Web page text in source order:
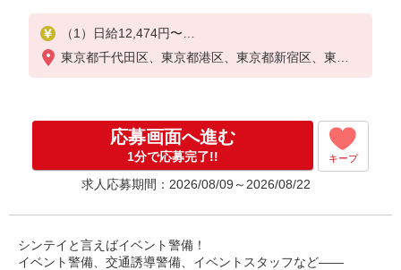
（1）日給12,474円〜
※給与幅は勤務日数による
精勤手当：＋1,000円 ※週4日勤務以上
（2）日給10,500円〜
※給与幅は勤務日数による
基本：日給10,500円
精勤手当1,000円/日※週4日勤務以上
東京都千代田区、東京都港区、東京都新宿区、東京
応募画面へ進む
1分で応募完了!! キープ
求人応募期間：2026/08/09～2026/08/22
シンテイと言えばイベント警備！
イベント警備、交通誘導警備、イベントスタッフなど――